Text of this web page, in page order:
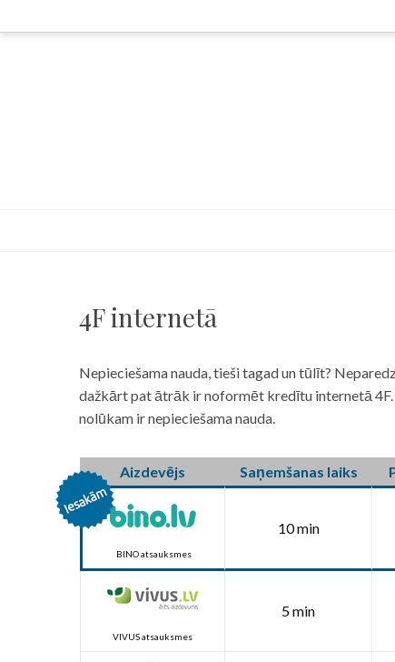
to
4F internetā
Nepieciešama nauda, tieši tagad un tūlīt?
dažkārt pat ātrāk ir noformēt kredītu internetā 4F.
nolūkam ir nepieciešama nauda.
Aizdevējs Saņemšanas laiks
BINO atsauksmes
10 min
VIVUS atsauksmes
5 min